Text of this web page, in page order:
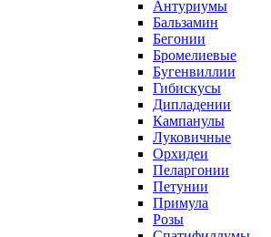
Антуриумы
Бальзамин
Бегонии
Бромелиевые
Бугенвиллии
Гибискусы
Дипладении
Кампанулы
Луковичные
Орхидеи
Пеларгонии
Петунии
Примула
Розы